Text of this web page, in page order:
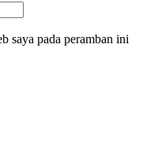
saya pada peramban ini